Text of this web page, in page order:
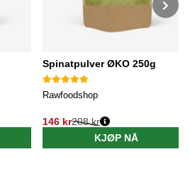
Spinatpulver ØKO 250g
Rawfoodshop
146 kr
Vanlig pris:
208 kr
KJØP NÅ